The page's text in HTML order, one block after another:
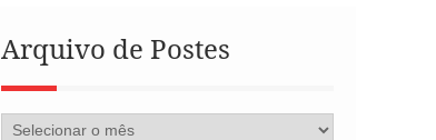
Arquivo de Postes
Arquivo